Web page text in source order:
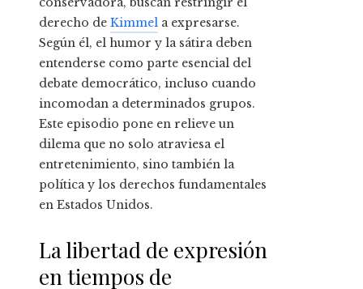
derecho de Kimmel a expresarse.
Según él, el humor y la sátira deben
entenderse como parte esencial del
debate democrático, incluso cuando
incomodan a determinados grupos.
Este episodio pone en relieve un
dilema que no solo atraviesa el
entretenimiento, sino también la
política y los derechos fundamentales
en Estados Unidos.
La libertad de expresión
en tiempos de